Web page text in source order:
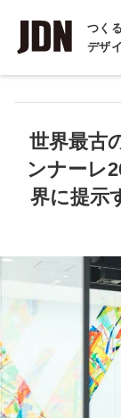
つく
デザ
インタビュ
コラム
世界最古
ンナーレ
界に提示